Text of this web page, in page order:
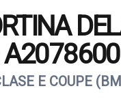
E COUPE